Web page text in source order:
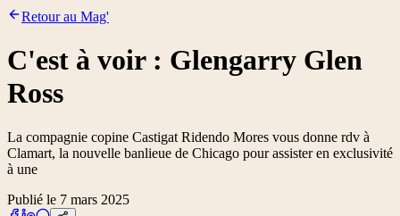
Retour au Mag'
C'est à voir : Glengarry Glen
Ross
La compagnie copine Castigat Ridendo Mores vous donne rdv à
Clamart, la nouvelle banlieue de Chicago pour assister en exclusivité
à une
Publié le 7 mars 2025